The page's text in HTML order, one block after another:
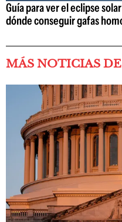
Guía para ver el eclipse
dónde conseguir gafas
MÁS NOTICIAS